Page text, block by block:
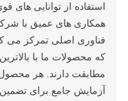
استفاده از توانایی های
همکاری های عمیق با
فناوری اصلی تمرکز می
که محصولات ما با
مطابقت دارند. هر
آزمایش جامع برای تضمین